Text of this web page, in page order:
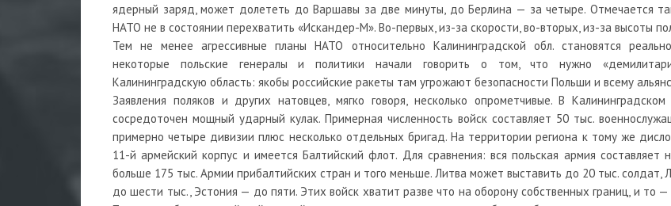
ядерный заряд, может долететь до Варшавы за две минуты, до Берлина — за четыре. Отмечается
НАТО не в состоянии перехватить «Искандер-М». Во-первых, из-за скорости, во-вторых, из-за высоты
Тем не менее агрессивные планы НАТО относительно Калининградской обл. становятся
некоторые польские генералы и политики начали говорить о том, что нужно
Калининградскую область: якобы российские ракеты там угрожают безопасности Польши и всему
Заявления поляков и других натовцев, мягко говоря, несколько опрометчивые. В Калининградском
сосредоточен мощный ударный кулак. Примерная численность войск составляет 50 тыс.
примерно четыре дивизии плюс несколько отдельных бригад. На территории региона к тому же
11-й армейский корпус и имеется Балтийский флот. Для сравнения: вся польская армия составляет
больше 175 тыс. Армии прибалтийских стран и того меньше. Литва может выставить до 20 тыс. солдат,
до шести тыс., Эстония — до пяти. Этих войск хватит разве что на оборону собственных границ, и то —